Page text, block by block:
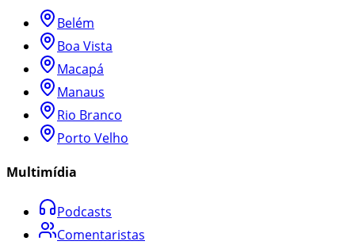
Belém
Boa Vista
Macapá
Manaus
Rio Branco
Porto Velho
Multimídia
Podcasts
Comentaristas